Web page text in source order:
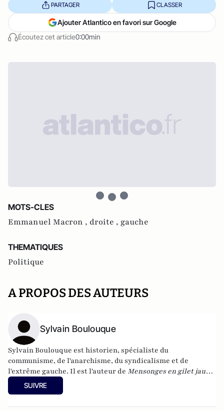
Écoutez cet article0:00min
PARTAGER CLASSER
Ajouter Atlantico en favori sur Google
MOTS-CLES
Emmanuel Macron , droite , gauche
THEMATIQUES
Politique
A PROPOS DES AUTEURS
Sylvain Boulouque
Sylvain Boulouque est historien, spécialiste du
communisme, de l'anarchisme, du syndicalisme et de
l'extrême gauche. Il est l'auteur de Mensonges en gilet jaune
: Quand les réseaux sociaux et les bobards d'État font
l'histoire(Serge Safran éditeur) ou bien encore de
SUIVRE